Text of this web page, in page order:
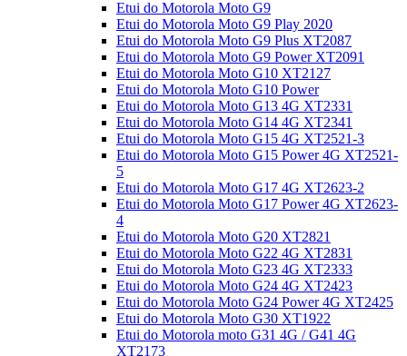
Etui do Motorola Moto G9
Etui do Motorola Moto G9 Play 2020
Etui do Motorola Moto G9 Plus XT2087
Etui do Motorola Moto G9 Power XT2091
Etui do Motorola Moto G10 XT2127
Etui do Motorola Moto G10 Power
Etui do Motorola Moto G13 4G XT2331
Etui do Motorola Moto G14 4G XT2341
Etui do Motorola Moto G15 4G XT2521-3
Etui do Motorola Moto G15 Power 4G XT2521-
5
Etui do Motorola Moto G17 4G XT2623-2
Etui do Motorola Moto G17 Power 4G XT2623-
4
Etui do Motorola Moto G20 XT2821
Etui do Motorola Moto G22 4G XT2831
Etui do Motorola Moto G23 4G XT2333
Etui do Motorola Moto G24 4G XT2423
Etui do Motorola Moto G24 Power 4G XT2425
Etui do Motorola Moto G30 XT1922
Etui do Motorola moto G31 4G / G41 4G
XT2173